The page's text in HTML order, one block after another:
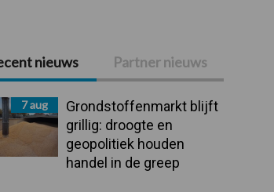
nieuws Partner nieuws
7 aug
Grondstoffenmarkt blijft
grillig: droogte en
geopolitiek houden
handel in de greep